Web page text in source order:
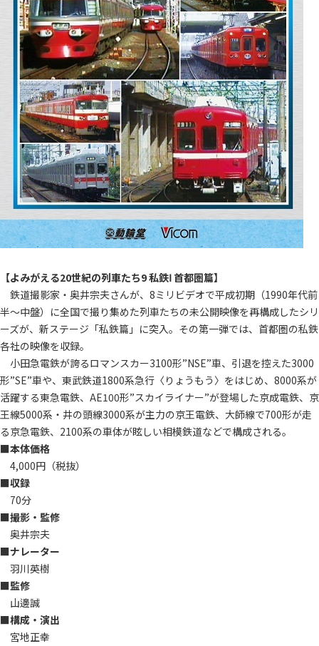
【よみがえる20世紀の列車たち9 私鉄Ⅰ 首都圏篇】
鉄道撮影家・奥井宗夫さんが、8ミリビデオで平成初期（1990年代前
半〜中盤）に全国で撮り集めた列車たちの未公開映像を再構成したシリ
ーズが、新ステージ「私鉄篇」に突入。その第一弾では、首都圏の私鉄
各社の映像を収録。
小田急電鉄が誇るロマンスカー3100形”NSE”車、引退を控えた3000
形”SE”車や、東武鉄道1800系急行〈りょうもう〉をはじめ、8000系が
活躍する東急電鉄、AE100形”スカイライナー”が登場した京成電鉄、京
王線5000系・井の頭線3000系が主力の京王電鉄、大師線で700形が走
る京急電鉄、2100系の車体が眩しい相模鉄道などで構成される。
■本体価格
4,000円（税抜）
■収録
70分
■撮影・監修
奥井宗夫
■ナレーター
羽川英樹
■監修
山邊誠
■構成・演出
宮地正幸